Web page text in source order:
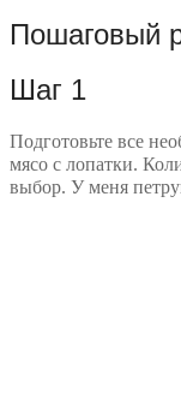
Пошаговый
Шаг 1
Подготовьте все
мясо с лопатки.
выбор. У меня